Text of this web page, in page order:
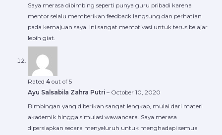
Saya merasa dibimbing seperti punya guru pribadi karena
mentor selalu memberikan feedback langsung dan perhatian
pada kemajuan saya. Ini sangat memotivasi untuk terus belajar
lebih giat.
Rated 4out of 5
Ayu Salsabila Zahra Putri – October 10, 2020
Bimbingan yang diberikan sangat lengkap, mulai dari materi
akademik hingga simulasi wawancara. Saya merasa
dipersiapkan secara menyeluruh untuk menghadapi semua